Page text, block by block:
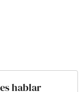
hablar